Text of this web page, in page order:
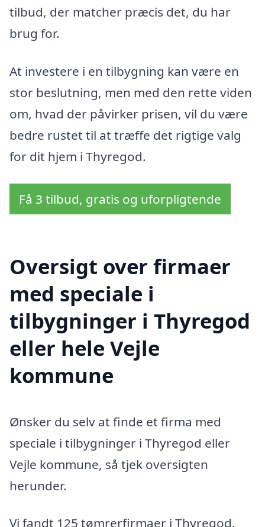
tilbud, der matcher præcis det, du har
brug for.
At investere i en tilbygning kan være en
stor beslutning, men med den rette viden
om, hvad der påvirker prisen, vil du være
bedre rustet til at træffe det rigtige valg
for dit hjem i Thyregod.
Få 3 tilbud, gratis og uforpligtende
Oversigt over firmaer
med speciale i
tilbygninger i Thyregod
eller hele Vejle
kommune
Ønsker du selv at finde et firma med
speciale i tilbygninger i Thyregod eller
Vejle kommune, så tjek oversigten
herunder.
Vi fandt 125 tømrerfirmaer i Thyregod.